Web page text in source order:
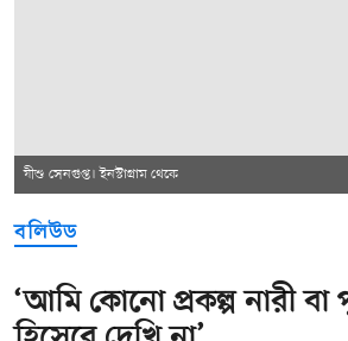
যীশু সেনগুপ্ত। ইনস্টাগ্রাম থেকে
বলিউড
‘আমি কোনো প্রকল্প নারী বা